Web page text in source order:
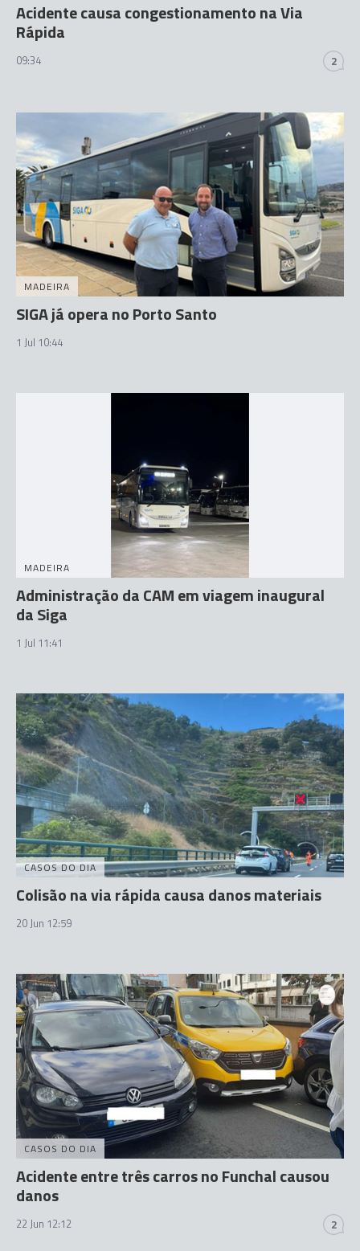
Acidente causa congestionamento na Via
Rápida
09:34 2
MADEIRA
SIGA já opera no Porto Santo
1 Jul 10:44
MADEIRA
Administração da CAM em viagem inaugural
da Siga
1 Jul 11:41
CASOS DO DIA
Colisão na via rápida causa danos materiais
20 Jun 12:59
CASOS DO DIA
Acidente entre três carros no Funchal causou
danos
22 Jun 12:12 2